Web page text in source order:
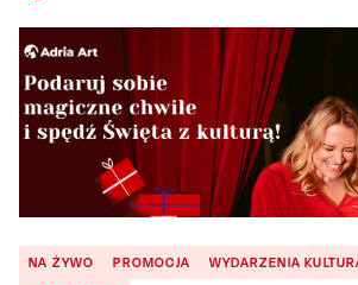
Szukaj
NA ŻYWO PROMOCJA WYDARZENIA